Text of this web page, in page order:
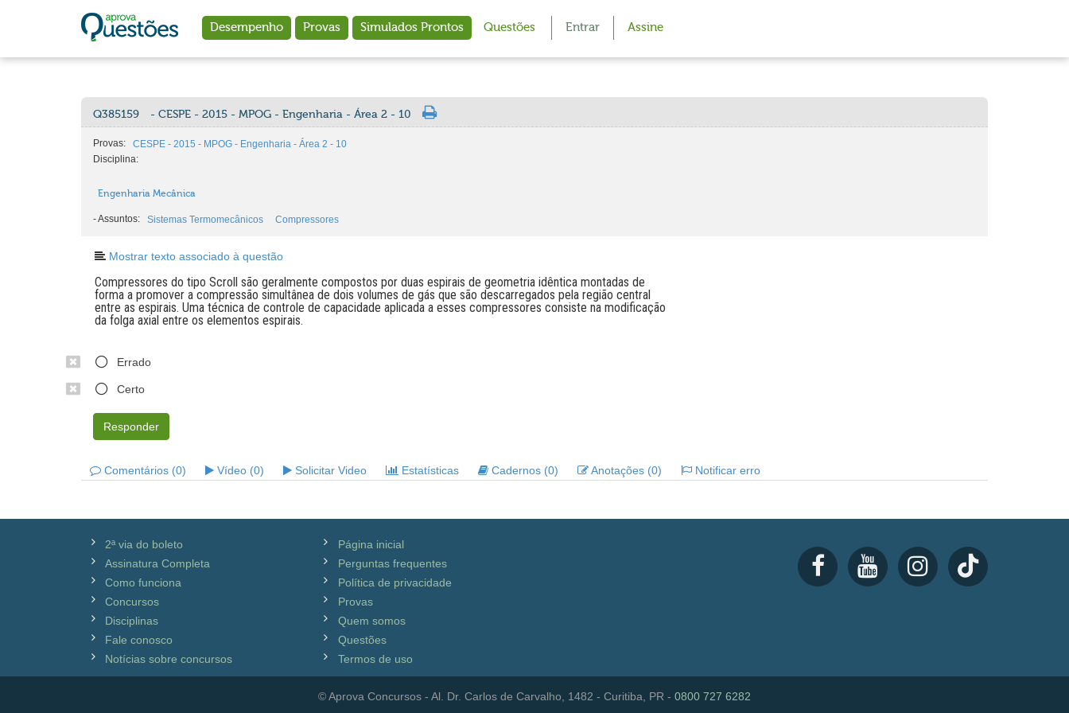
Desempenho Provas Simulados Prontos Questões Entrar Assine
Q385159 - CESPE - 2015 - MPOG - Engenharia - Área 2 - 10
Provas:
CESPE - 2015 - MPOG - Engenharia - Área 2 - 10
Disciplina:
Engenharia Mecânica
-Assuntos: Sistemas Termomecânicos Compressores
Mostrar texto associado à questão
Compressores do tipo Scroll são geralmente compostos por duas espirais de geometria idêntica montadas de
forma a promover a compressão simultânea de dois volumes de gás que são descarregados pela região central
entre as espirais. Uma técnica de controle de capacidade aplicada a esses compressores consiste na modificação
da folga axial entre os elementos espirais.
Errado
Certo
Responder
Comentários (0) Vídeo (0) Solicitar Video Estatísticas Cadernos (0) Anotações (0) Notificar erro
2ª via do boleto
Assinatura Completa
Como funciona
Concursos
Disciplinas
Fale conosco
Notícias sobre concursos
Página inicial
Perguntas frequentes
Política de privacidade
Provas
Quem somos
Questões
Termos de uso
© Aprova Concursos - Al. Dr. Carlos de Carvalho, 1482 - Curitiba, PR - 0800 727 6282